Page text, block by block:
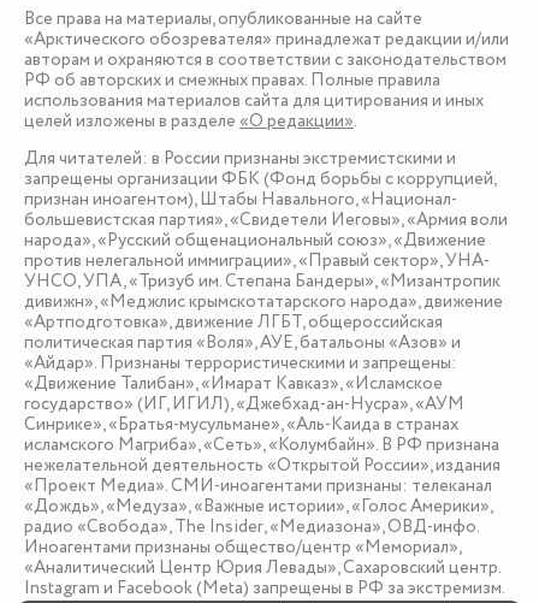
Все права на материалы, опубликованные на сайте
«Арктического обозревателя» принадлежат редакции и/или
авторам и охраняются в соответствии с законодательством
РФ об авторских и смежных правах. Полные правила
использования материалов сайта для цитирования и иных
целей изложены в разделе «О редакции».
Для читателей: в России признаны экстремистскими и
запрещены организации ФБК (Фонд борьбы с коррупцией,
признан иноагентом), Штабы Навального, «Национал-
большевистская партия», «Свидетели Иеговы», «Армия воли
народа», «Русский общенациональный союз», «Движение
против нелегальной иммиграции», «Правый сектор», УНА-
УНСО, УПА, «Тризуб им. Степана Бандеры», «Мизантропик
дивижн», «Меджлис крымскотатарского народа», движение
«Артподготовка», движение ЛГБТ, общероссийская
политическая партия «Воля», АУЕ, батальоны «Азов» и
«Айдар». Признаны террористическими и запрещены:
«Движение Талибан», «Имарат Кавказ», «Исламское
государство» (ИГ, ИГИЛ), «Джебхад-ан-Нусра», «АУМ
Синрике», «Братья-мусульмане», «Аль-Каида в странах
исламского Магриба», «Сеть», «Колумбайн». В РФ признана
нежелательной деятельность «Открытой России», издания
«Проект Медиа». СМИ-иноагентами признаны: телеканал
«Дождь», «Медуза», «Важные истории», «Голос Америки»,
радио «Свобода», The Insider, «Медиазона», ОВД-инфо.
Иноагентами признаны общество/центр «Мемориал»,
«Аналитический Центр Юрия Левады», Сахаровский центр.
Instagram и Facebook (Metа) запрещены в РФ за экстремизм.